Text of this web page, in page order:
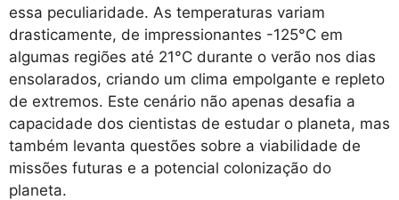
essa peculiaridade. As temperaturas variam
drasticamente, de impressionantes -125°C em
algumas regiões até 21°C durante o verão nos dias
ensolarados, criando um clima empolgante e repleto
de extremos. Este cenário não apenas desafia a
capacidade dos cientistas de estudar o planeta, mas
também levanta questões sobre a viabilidade de
missões futuras e a potencial colonização do
planeta.